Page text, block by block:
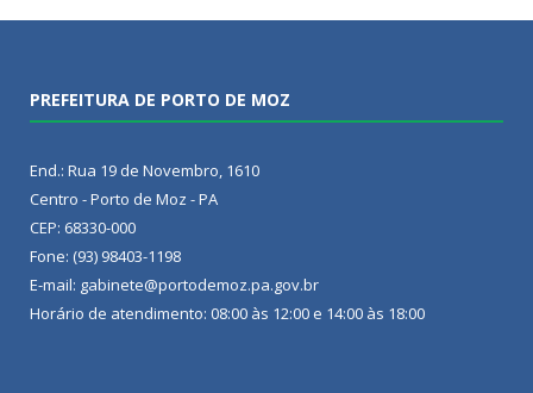
PREFEITURA DE PORTO DE MOZ
End.: Rua 19 de Novembro, 1610
Centro - Porto de Moz - PA
CEP: 68330-000
Fone: (93) 98403-1198
E-mail: gabinete@portodemoz.pa.gov.br
Horário de atendimento: 08:00 às 12:00 e 14:00 às 18:00